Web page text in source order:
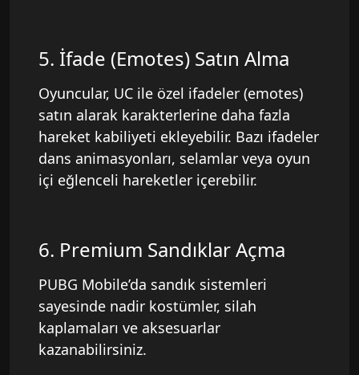
5. İfade (Emotes) Satın Alma
Oyuncular, UC ile özel ifadeler (emotes)
satın alarak karakterlerine daha fazla
hareket kabiliyeti ekleyebilir. Bazı ifadeler
dans animasyonları, selamlar veya oyun
içi eğlenceli hareketler içerebilir.
6. Premium Sandıklar Açma
PUBG Mobile’da sandık sistemleri
sayesinde nadir kostümler, silah
kaplamaları ve aksesuarlar
kazanabilirsiniz.